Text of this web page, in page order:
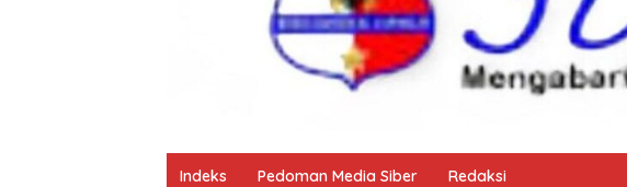
Indeks Pedoman Media Siber Redaksi